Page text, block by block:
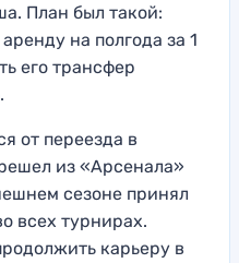
План был такой:
на полгода за 1
его трансфер
от переезда в
из «Арсенала»
сезоне принял
всех турнирах.
карьеру в